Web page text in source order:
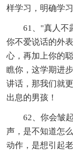
样学习，明确学
61、"真人不
你不爱说话的外
心，再加上你的
瞧你，这学期进
讲话，那我们就
出息的男孩！
62、你会皱
声，是不知道怎
动作，是想引起